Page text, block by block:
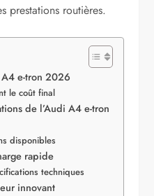
prestations routières.
e-tron 2026
le coût final
de l’Audi A4 e-tron
disponibles
rapide
techniques
innovant